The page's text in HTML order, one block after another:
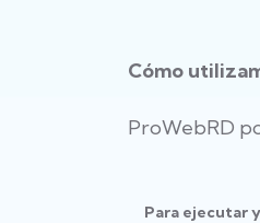
Cómo
ProWebRD
Para ejecutar